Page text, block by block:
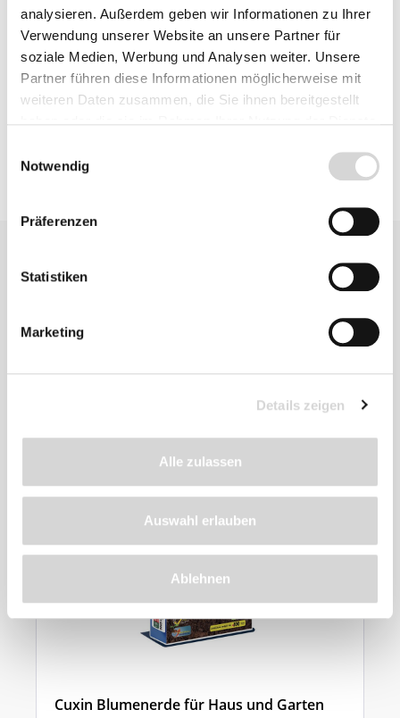
analysieren. Außerdem geben wir Informationen zu Ihrer
Verwendung unserer Website an unsere Partner für
soziale Medien, Werbung und Analysen weiter. Unsere
Partner führen diese Informationen möglicherweise mit
weiteren Daten zusammen, die Sie ihnen bereitgestellt
Notwendig
Präferenzen
Statistiken
Marketing
Details zeigen
Alle zulassen
Auswahl erlauben
Ablehnen
Details
Bewertungen
Cuxin Blumenerde für Haus und Garten